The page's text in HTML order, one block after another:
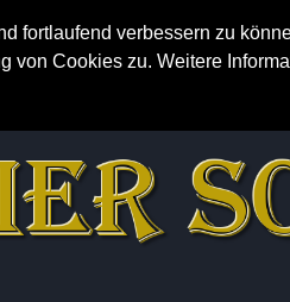
fortlaufend verbessern zu
von Cookies zu. Weitere